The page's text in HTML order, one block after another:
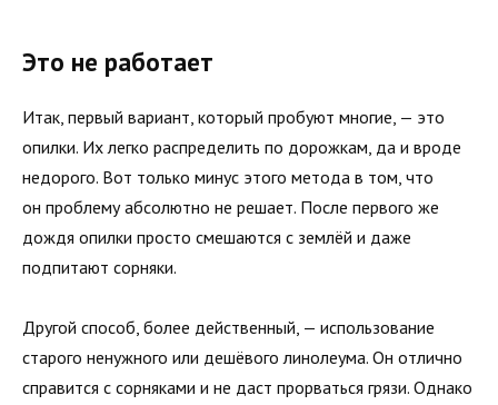
Это не работает
Итак, первый вариант, который пробуют многие, — это
опилки. Их легко распределить по дорожкам, да и вроде
недорого. Вот только минус этого метода в том, что
он проблему абсолютно не решает. После первого же
дождя опилки просто смешаются с землёй и даже
подпитают сорняки.
Другой способ, более действенный, — использование
старого ненужного или дешёвого линолеума. Он отлично
справится с сорняками и не даст прорваться грязи. Однако